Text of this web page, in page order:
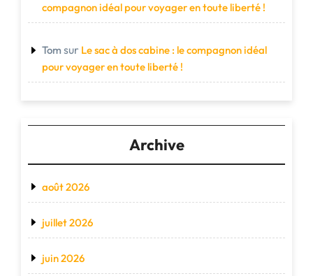
compagnon idéal pour voyager en toute liberté !
Tom sur Le sac à dos cabine : le compagnon idéal
pour voyager en toute liberté !
Archive
août 2026
juillet 2026
juin 2026